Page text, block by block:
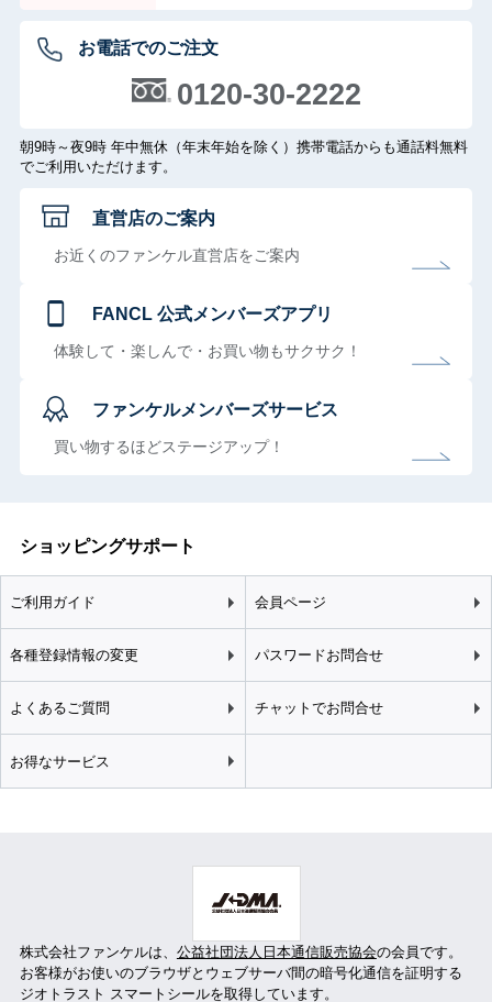
お電話でのご注文
0120-30-2222
朝9時～夜9時 年中無休（年末年始を除く）携帯電話からも通話料無料
でご利用いただけます。
直営店のご案内
お近くのファンケル直営店をご案内
FANCL 公式メンバーズアプリ
体験して・楽しんで・お買い物もサクサク！
ファンケルメンバーズサービス
買い物するほどステージアップ！
ショッピングサポート
ご利用ガイド 会員ページ
各種登録情報の変更 パスワードお問合せ
よくあるご質問 チャットでお問合せ
お得なサービス
株式会社ファンケルは、 公益社団法人日本通信販売協会の会員です。
お客様がお使いのブラウザとウェブサーバ間の暗号化通信を証明する
ジオトラスト スマートシールを取得しています。